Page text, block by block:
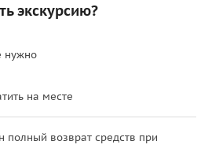
экскурсию?
нужно
на месте
полный возврат средств при